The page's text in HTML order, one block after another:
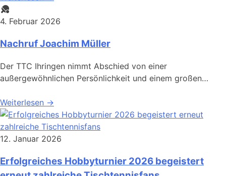
4. Februar 2026
Nachruf Joachim Müller
Der TTC Ihringen nimmt Abschied von einer
außergewöhnlichen Persönlichkeit und einem großen…
Weiterlesen →
12. Januar 2026
Erfolgreiches Hobbyturnier 2026 begeistert